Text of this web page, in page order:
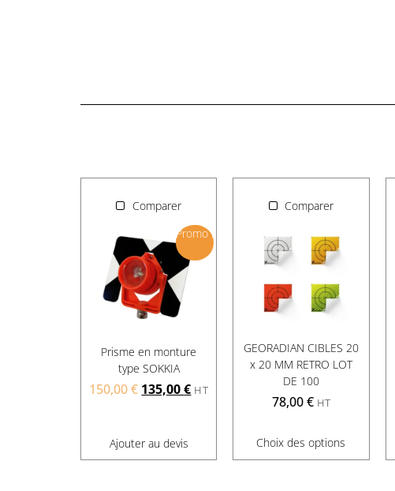
Comparer
Promo !
Prisme en monture
type SOKKIA
150,00€ 135,00€ HT
Ajouter au devis
Comparer
GEORADIAN CIBLES 20
x 20 MM RETRO LOT
DE 100
78,00€ HT
Choix des options